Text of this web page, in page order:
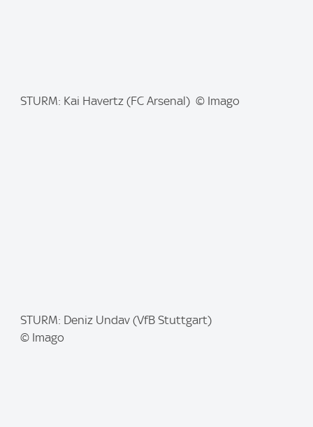
STURM: Kai Havertz (FC Arsenal) © Imago
m
STURM: Deniz Undav (VfB Stuttgart)
© Imago